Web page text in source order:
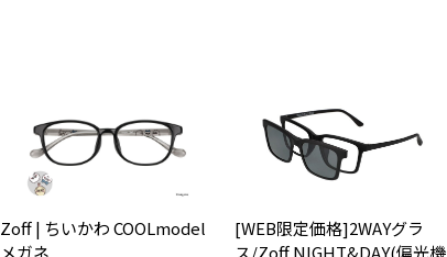
商品詳細ページへ
お気に入り
Zoff | ちいかわ COOLmodel
メガネ
[WEB限定価格]2WAYグラ
ス/Zoff NIGHT&DAY(偏光機